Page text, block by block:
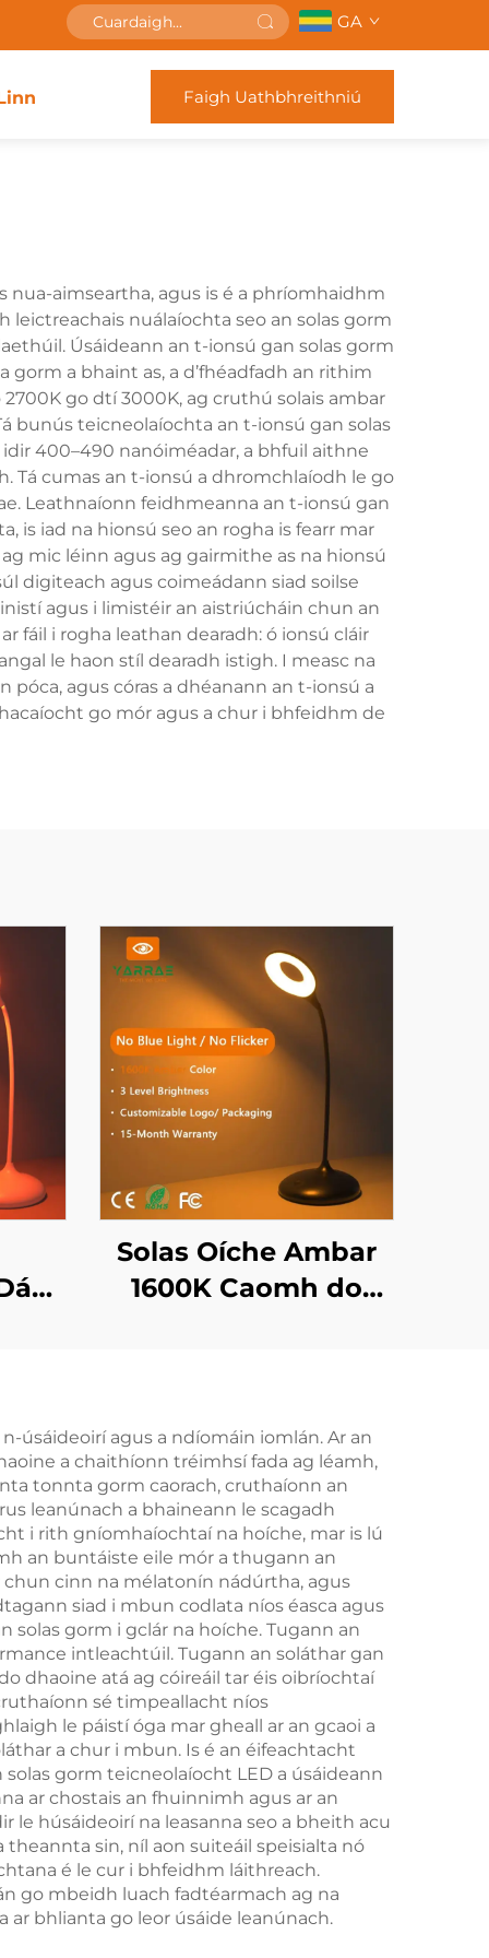
GA
Faigh Uathbhreithniú
nua-aimseartha, agus is é a phríomhaidhm
nuálaíochta seo an solas gorm
Úsáideann an t-ionsú gan solas gorm
a bhaint as, a d’fhéadfadh an rithim
go dtí 3000K, ag cruthú solais ambar
bunús teicneolaíochta an t-ionsú gan solas
400–490 nanóiméadar, a bhfuil aithne
Tá cumas an t-ionsú a dhromchlaíodh le go
Leathnaíonn feidhmeanna an t-ionsú gan
is iad na hionsú seo an rogha is fearr mar
mic léinn agus ag gairmithe as na hionsú
digiteach agus coimeádann siad soilse
agus i limistéir an aistriúcháin chun an
fáil i rogha leathan dearadh: ó ionsú cláir
le haon stíl dearadh istigh. I measc na
agus córas a dhéanann an t-ionsú a
go mór agus a chur i bhfeidhm de
Solas Oíche Ambar
1600K Caomh do
Bataireacht
Athluchtáilte
1800Mah
úsáideoirí agus a ndíomáin iomlán. Ar an
a chaithíonn tréimhsí fada ag léamh,
tonnta gorm caorach, cruthaíonn an
leanúnach a bhaineann le scagadh
i rith gníomhaíochtaí na hoíche, mar is lú
an buntáiste eile mór a thugann an
chun cinn na mélatonín nádúrtha, agus
siad i mbun codlata níos éasca agus
solas gorm i gclár na hoíche. Tugann an
intleachtúil. Tugann an soláthar gan
dhaoine atá ag cóireáil tar éis oibríochtaí
sé timpeallacht níos
le páistí óga mar gheall ar an gcaoi a
a chur i mbun. Is é an éifeachtacht
gorm teicneolaíocht LED a úsáideann
ar chostais an fhuinnimh agus ar an
le húsáideoirí na leasanna seo a bheith acu
theannta sin, níl aon suiteáil speisialta nó
é le cur i bhfeidhm láithreach.
go mbeidh luach fadtéarmach ag na
bhlianta go leor úsáide leanúnach.